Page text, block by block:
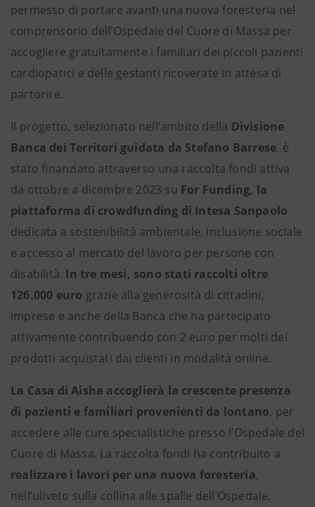
permesso di portare avanti una nuova foresteria nel
comprensorio dell’Ospedale del Cuore di Massa per
accogliere gratuitamente i familiari dei piccoli pazienti
cardiopatici e delle gestanti ricoverate in attesa di
partorire.
Il progetto, selezionato nell’ambito della Divisione
Banca dei Territori guidata da Stefano Barrese, è
stato finanziato attraverso una raccolta fondi attiva
da ottobre a dicembre 2023 su For Funding, la
piattaforma di crowdfunding di Intesa Sanpaolo
dedicata a sostenibilità ambientale, inclusione sociale
e accesso al mercato del lavoro per persone con
disabilità. In tre mesi, sono stati raccolti oltre
126.000 euro grazie alla generosità di cittadini,
imprese e anche della Banca che ha partecipato
attivamente contribuendo con 2 euro per molti dei
prodotti acquistati dai clienti in modalità online.
La Casa di Aisha accoglierà la crescente presenza
di pazienti e familiari provenienti da lontano, per
accedere alle cure specialistiche presso l’Ospedale del
Cuore di Massa. La raccolta fondi ha contribuito a
realizzare i lavori per una nuova foresteria,
nell’uliveto sulla collina alle spalle dell’Ospedale,